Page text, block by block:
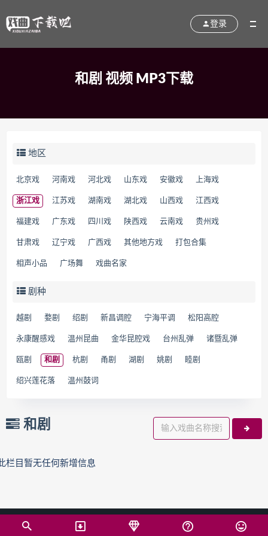
登录
和剧 视频 MP3下载
地区
北京戏 河南戏 河北戏 山东戏 安徽戏 上海戏
浙江戏 江苏戏 湖南戏 湖北戏 山西戏 江西戏
福建戏 广东戏 四川戏 陕西戏 云南戏 贵州戏
甘肃戏 辽宁戏 广西戏 其他地方戏 打包合集
相声小品 广场舞 戏曲名家
剧种
越剧 婺剧 绍剧 新昌调腔 宁海平调 松阳高腔
永康醒感戏 温州昆曲 金华昆腔戏 台州乱弹 诸暨乱弹
瓯剧 和剧 杭剧 甬剧 湖剧 姚剧 睦剧
绍兴莲花落 温州鼓词
和剧
栏目暂无任何新增信息
© 2024 戏曲下载吧（WWW.XQXZB.COM）